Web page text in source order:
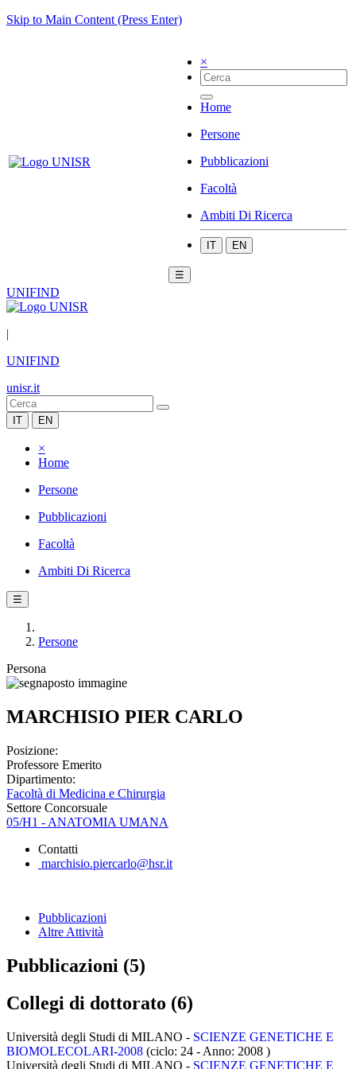
Skip to Main Content (Press Enter)
×
Home
Persone
Pubblicazioni
Facoltà
Ambiti Di Ricerca
IT EN
☰
UNIFIND
|
UNIFIND
unisr.it
IT EN
×
Home
Persone
Pubblicazioni
Facoltà
Ambiti Di Ricerca
☰
Persone
Persona
MARCHISIO PIER CARLO
Posizione:
Professore Emerito
Dipartimento:
Facoltà di Medicina e Chirurgia
Settore Concorsuale
05/H1 - ANATOMIA UMANA
Contatti
marchisio.piercarlo@hsr.it
Pubblicazioni
Altre Attività
Pubblicazioni (5)
Collegi di dottorato (6)
Università degli Studi di MILANO - SCIENZE GENETICHE E
BIOMOLECOLARI-2008 (ciclo: 24 - Anno: 2008 )
Università degli Studi di MILANO - SCIENZE GENETICHE E